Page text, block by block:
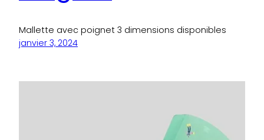
Mallette avec poignet 3 dimensions disponibles
janvier 3, 2024